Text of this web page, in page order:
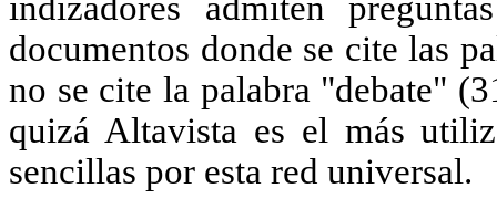
documentos donde se cite las
no se cite la palabra "debate"
quizá Altavista es el más
sencillas por esta red universal.